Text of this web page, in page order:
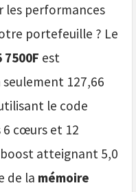
les performances
portefeuille ? Le
7500F est
127,66
le code
6 cœurs et 12
atteignant 5,0
de la mémoire